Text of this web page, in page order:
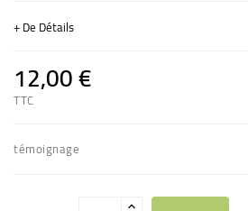
+ De Détails
12,00 €
TTC
témoignage